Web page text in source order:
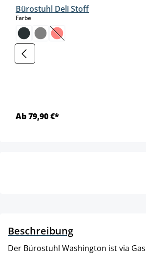
Bürostuhl Deli Stoff
Farbeauswählen
(Diese Option ist zurzeit nicht
Ab 79,90 €*
Beschreibung
Der Bürostuhl Washington ist via